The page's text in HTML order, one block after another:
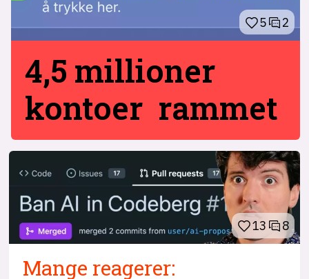
5 2
4,5 millioner
kontoer rammet
13 8
Mange reagerer: